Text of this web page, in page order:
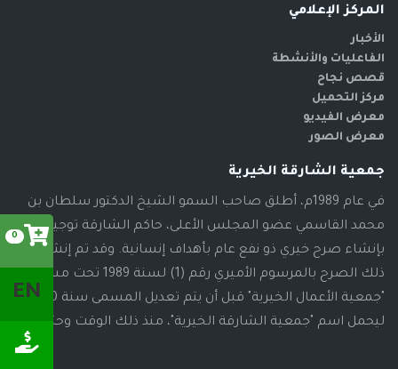
0
EN
المركز الإعلامي
الأخبار
الفاعليات والأنشطة
قصص نجاح
مركز التحميل
معرض الفيديو
معرض الصور
جمعية الشارقة الخيرية
في عام 1989م، أطلق صاحب السمو الشيخ الدكتور سلطان بن
محمد القاسمي عضو المجلس الأعلى، حاكم الشارقة توجيهاته
بإنشاء صرح خيري ذو نفع عام بأهداف إنسانية. وقد تم إنشاء
ذلك الصرح بالمرسوم الأميري رقم (1) لسنة 1989 تحت مسمى
"جمعية الأعمال الخيرية" قبل أن يتم تعديل المسمى سنة 2000م،
ليحمل اسم "جمعية الشارقة الخيرية"، منذ ذلك الوقت وحتى الآن